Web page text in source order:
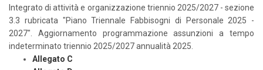
Integrato di attività e organizzazione triennio 2025/2027 - sezione
3.3 rubricata "Piano Triennale Fabbisogni di Personale 2025 -
2027". Aggiornamento programmazione assunzioni a tempo
indeterminato triennio 2025/2027 annualità 2025.
Allegato C